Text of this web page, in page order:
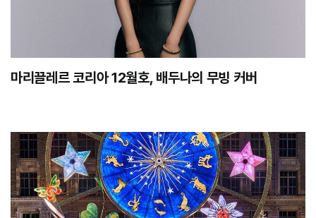
마리끌레르 코리아 12월호, 배두나의 무빙 커버